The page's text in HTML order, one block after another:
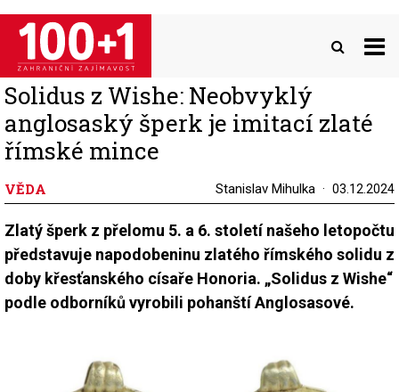
Přejít
hlavnímu
obsahu
Solidus z Wishe: Neobvyklý
anglosaský šperk je imitací zlaté
římské mince
VĚDA Stanislav Mihulka 03.12.2024
Zlatý šperk z přelomu 5. a 6. století našeho letopočtu
představuje napodobeninu zlatého římského solidu z
doby křesťanského císaře Honoria. „Solidus z Wishe“
podle odborníků vyrobili pohanští Anglosasové.